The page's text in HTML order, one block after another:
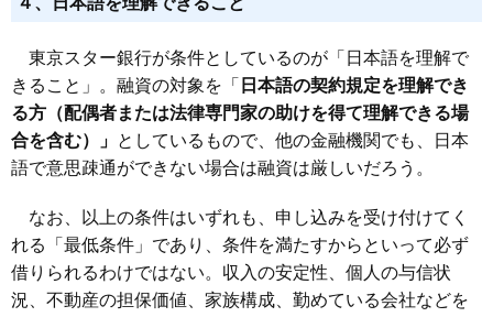
東京スター銀行が条件としているのが「日本語を理解で
きること」。融資の対象を「 日本語の契約規定を理解でき
る方（配偶者または法律専門家の助けを得て理解できる場
合を含む）」 としているもので、他の金融機関でも、日本
語で意思疎通ができない場合は融資は厳しいだろう。
なお、以上の条件はいずれも、申し込みを受け付けてく
れる「最低条件」であり、条件を満たすからといって必ず
借りられるわけではない。収入の安定性、個人の与信状
況、不動産の担保価値、家族構成、勤めている会社などを